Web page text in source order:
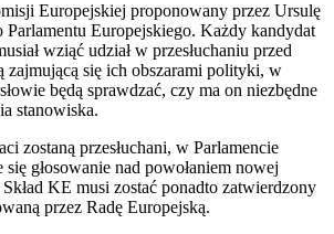
Europejskiej proponowany przez Ursulę
Europejskiego. Każdy kandydat
wziąć udział w przesłuchaniu przed
zajmującą się ich obszarami polityki, w
będą sprawdzać, czy ma on niezbędne
stanowiska.
zostaną przesłuchani, w Parlamencie
głosowanie nad powołaniem nowej
KE musi zostać ponadto zatwierdzony
przez Radę Europejską.